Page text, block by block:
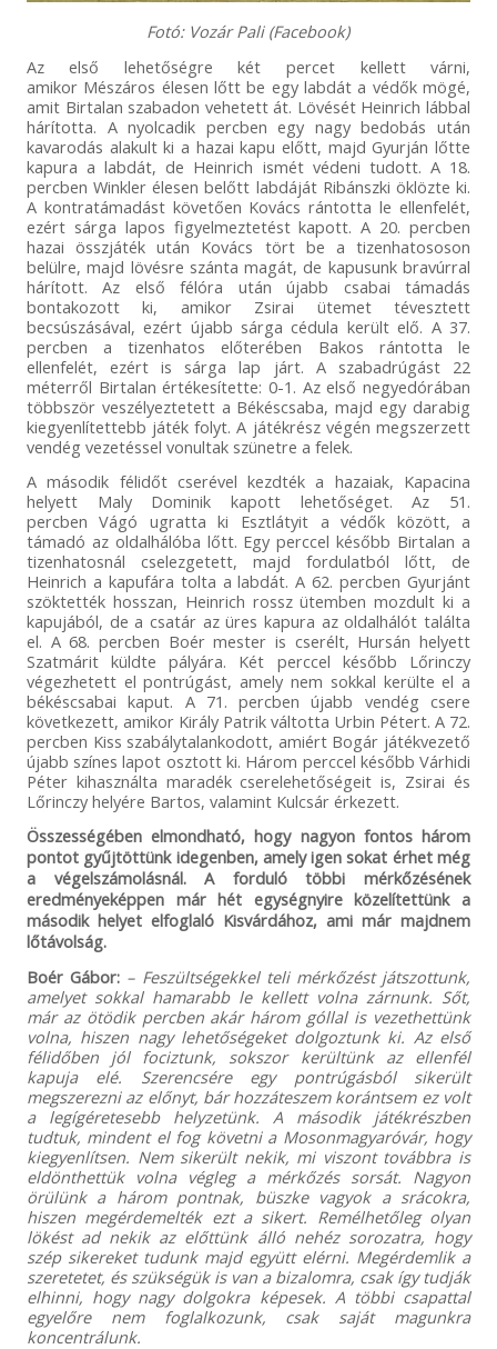
Fotó: Vozár Pali (Facebook)
Az első lehetőségre két percet kellett várni,
amikor Mészáros élesen lőtt be egy labdát a védők mögé,
amit Birtalan szabadon vehetett át. Lövését Heinrich lábbal
hárította. A nyolcadik percben egy nagy bedobás után
kavarodás alakult ki a hazai kapu előtt, majd Gyurján lőtte
kapura a labdát, de Heinrich ismét védeni tudott. A 18.
percben Winkler élesen belőtt labdáját Ribánszki öklözte ki.
A kontratámadást követően Kovács rántotta le ellenfelét,
ezért sárga lapos figyelmeztetést kapott. A 20. percben
hazai összjáték után Kovács tört be a tizenhatososon
belülre, majd lövésre szánta magát, de kapusunk bravúrral
hárított. Az első félóra után újabb csabai támadás
bontakozott ki, amikor Zsirai ütemet tévesztett
becsúszásával, ezért újabb sárga cédula került elő. A 37.
percben a tizenhatos előterében Bakos rántotta le
ellenfelét, ezért is sárga lap járt. A szabadrúgást 22
méterről Birtalan értékesítette: 0-1. Az első negyedórában
többször veszélyeztetett a Békéscsaba, majd egy darabig
kiegyenlítettebb játék folyt. A játékrész végén megszerzett
vendég vezetéssel vonultak szünetre a felek.
A második félidőt cserével kezdték a hazaiak, Kapacina
helyett Maly Dominik kapott lehetőséget. Az 51.
percben Vágó ugratta ki Esztlátyit a védők között, a
támadó az oldalhálóba lőtt. Egy perccel később Birtalan a
tizenhatosnál cselezgetett, majd fordulatból lőtt, de
Heinrich a kapufára tolta a labdát. A 62. percben Gyurjánt
szöktették hosszan, Heinrich rossz ütemben mozdult ki a
kapujából, de a csatár az üres kapura az oldalhálót találta
el. A 68. percben Boér mester is cserélt, Hursán helyett
Szatmárit küldte pályára. Két perccel később Lőrinczy
végezhetett el pontrúgást, amely nem sokkal kerülte el a
békéscsabai kaput. A 71. percben újabb vendég csere
következett, amikor Király Patrik váltotta Urbin Pétert. A 72.
percben Kiss szabálytalankodott, amiért Bogár játékvezető
újabb színes lapot osztott ki. Három perccel később Várhidi
Péter kihasználta maradék cserelehetőségeit is, Zsirai és
Lőrinczy helyére Bartos, valamint Kulcsár érkezett.
Összességében elmondható, hogy nagyon fontos három
pontot gyűjtöttünk idegenben, amely igen sokat érhet még
a végelszámolásnál. A forduló többi mérkőzésének
eredményeképpen már hét egységnyire közelítettünk a
második helyet elfoglaló Kisvárdához, ami már majdnem
lőtávolság.
Boér Gábor: – Feszültségekkel teli mérkőzést játszottunk,
amelyet sokkal hamarabb le kellett volna zárnunk. Sőt,
már az ötödik percben akár három góllal is vezethettünk
volna, hiszen nagy lehetőségeket dolgoztunk ki. Az első
félidőben jól fociztunk, sokszor kerültünk az ellenfél
kapuja elé. Szerencsére egy pontrúgásból sikerült
megszerezni az előnyt, bár hozzáteszem korántsem ez volt
a legígéretesebb helyzetünk. A második játékrészben
tudtuk, mindent el fog követni a Mosonmagyaróvár, hogy
kiegyenlítsen. Nem sikerült nekik, mi viszont továbbra is
eldönthettük volna végleg a mérkőzés sorsát. Nagyon
örülünk a három pontnak, büszke vagyok a srácokra,
hiszen megérdemelték ezt a sikert. Remélhetőleg olyan
lökést ad nekik az előttünk álló nehéz sorozatra, hogy
szép sikereket tudunk majd együtt elérni. Megérdemlik a
szeretetet, és szükségük is van a bizalomra, csak így tudják
elhinni, hogy nagy dolgokra képesek. A többi csapattal
egyelőre nem foglalkozunk, csak saját magunkra
koncentrálunk.